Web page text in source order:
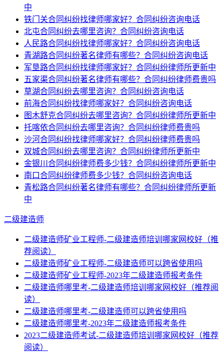
中
铁门关合同纠纷找律师哪家好？合同纠纷咨询电话
北屯合同纠纷去哪里咨询？合同纠纷咨询电话
人民路合同纠纷找律师哪家好？合同纠纷咨询电话
青湖路合同纠纷著名律师有哪些？合同纠纷咨询电话
军垦路合同纠纷找律师哪家好？合同纠纷律师所更新中
五家渠合同纠纷著名律师有哪些？合同纠纷律师费贵吗
草湖合同纠纷去哪里咨询？合同纠纷咨询电话
前海合同纠纷找律师哪家好？合同纠纷咨询电话
图木舒克合同纠纷去哪里咨询？合同纠纷律师所更新中
托喀依合同纠纷去哪里咨询？合同纠纷律师费贵吗
沙河合同纠纷找律师哪家好？合同纠纷律师费贵吗
双城合同纠纷去哪里咨询？合同纠纷律师所更新中
金银川合同纠纷律师费多少钱？合同纠纷律师所更新中
南口合同纠纷律师费多少钱？合同纠纷咨询电话
青松路合同纠纷著名律师有哪些？合同纠纷律师所更新
中
二级建造师
二级建造师矿业工程师-二级建造师培训哪家网校好（推
荐阅读）
二级建造师矿业工程师-二级建造师可以跨省使用吗
二级建造师矿业工程师-2023年二级建造师报考条件
二级建造师哪里考-二级建造师培训哪家网校好（推荐阅
读）
二级建造师哪里考-二级建造师可以跨省使用吗
二级建造师哪里考-2023年二级建造师报考条件
2023二级建造师考试-二级建造师培训哪家网校好（推荐
阅读）